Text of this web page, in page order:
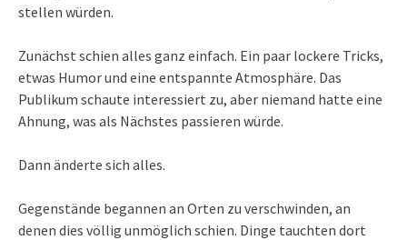
stellen würden.
Zunächst schien alles ganz einfach. Ein paar lockere Tricks,
etwas Humor und eine entspannte Atmosphäre. Das
Publikum schaute interessiert zu, aber niemand hatte eine
Ahnung, was als Nächstes passieren würde.
Dann änderte sich alles.
Gegenstände begannen an Orten zu verschwinden, an
denen dies völlig unmöglich schien. Dinge tauchten dort